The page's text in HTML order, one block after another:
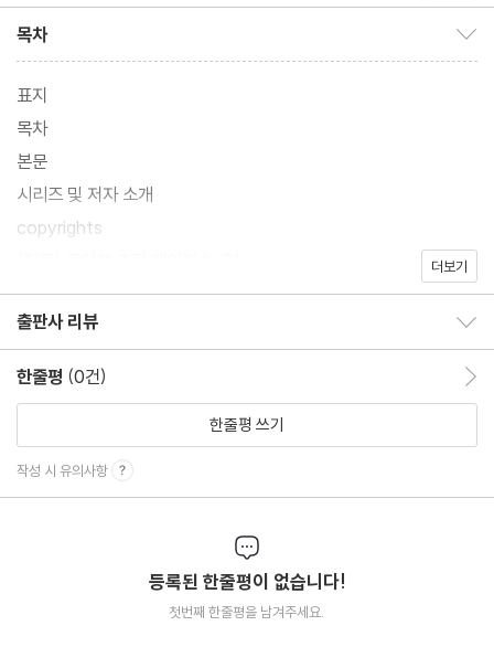
목차
표지
목차
본문
시리즈 및 저자 소개
copyrights
더보기
출판사 리뷰
한줄평 (0건)
한줄평 쓰기
작성 시 유의사항
등록된 한줄평이 없습니다!
첫번째 한줄평을 남겨주세요.